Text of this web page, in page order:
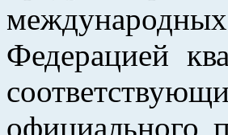
Федерацией
официального